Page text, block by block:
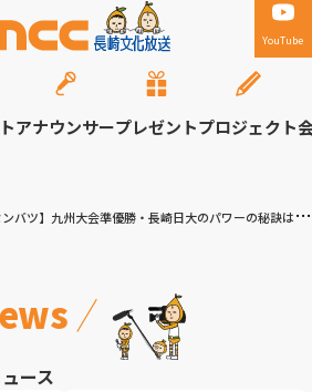
YouTube
アナウンサープレゼントプロジェクト
ツ】九州大会準優勝・長崎日大のパワーの秘訣は部活の垣根越えた「朝練」にあり！五輪２大会連続金メダリストからエールも…
ース